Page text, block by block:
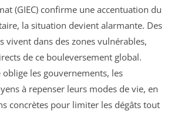
(GIEC) confirme une accentuation du
la situation devient alarmante. Des
vivent dans des zones vulnérables,
de ce bouleversement global.
les gouvernements, les
à repenser leurs modes de vie, en
concrètes pour limiter les dégâts tout